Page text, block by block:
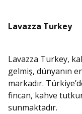
Lavazza Turkey
Lavazza Turkey,
gelmiş, dünyanın
markadır.
fincan, kahve
sunmaktadır.